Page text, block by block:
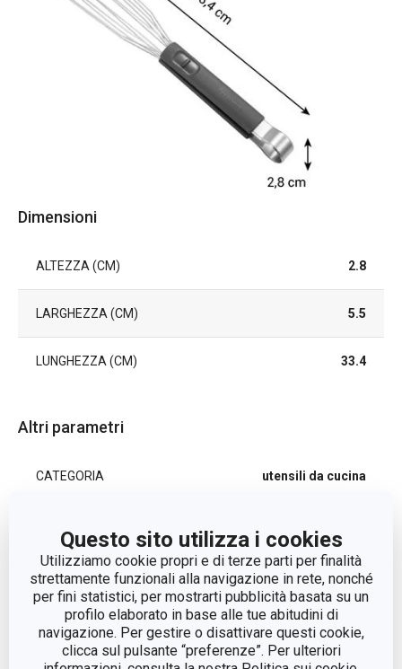
Questo sito utilizza i cookies
Utilizziamo cookie propri e di terze parti per finalità
strettamente funzionali alla navigazione in rete, nonché
per fini statistici, per mostrarti pubblicità basata su un
profilo elaborato in base alle tue abitudini di
navigazione. Per gestire o disattivare questi cookie,
clicca sul pulsante “preferenze”. Per ulteriori
Dimensioni
ALTEZZA (CM) 2.8
LARGHEZZA (CM) 5.5
LUNGHEZZA (CM) 33.4
Altri parametri
CATEGORIA utensili da cucina
MATERIALE
plastica, acciaio
inossidabile
TIPO frusta